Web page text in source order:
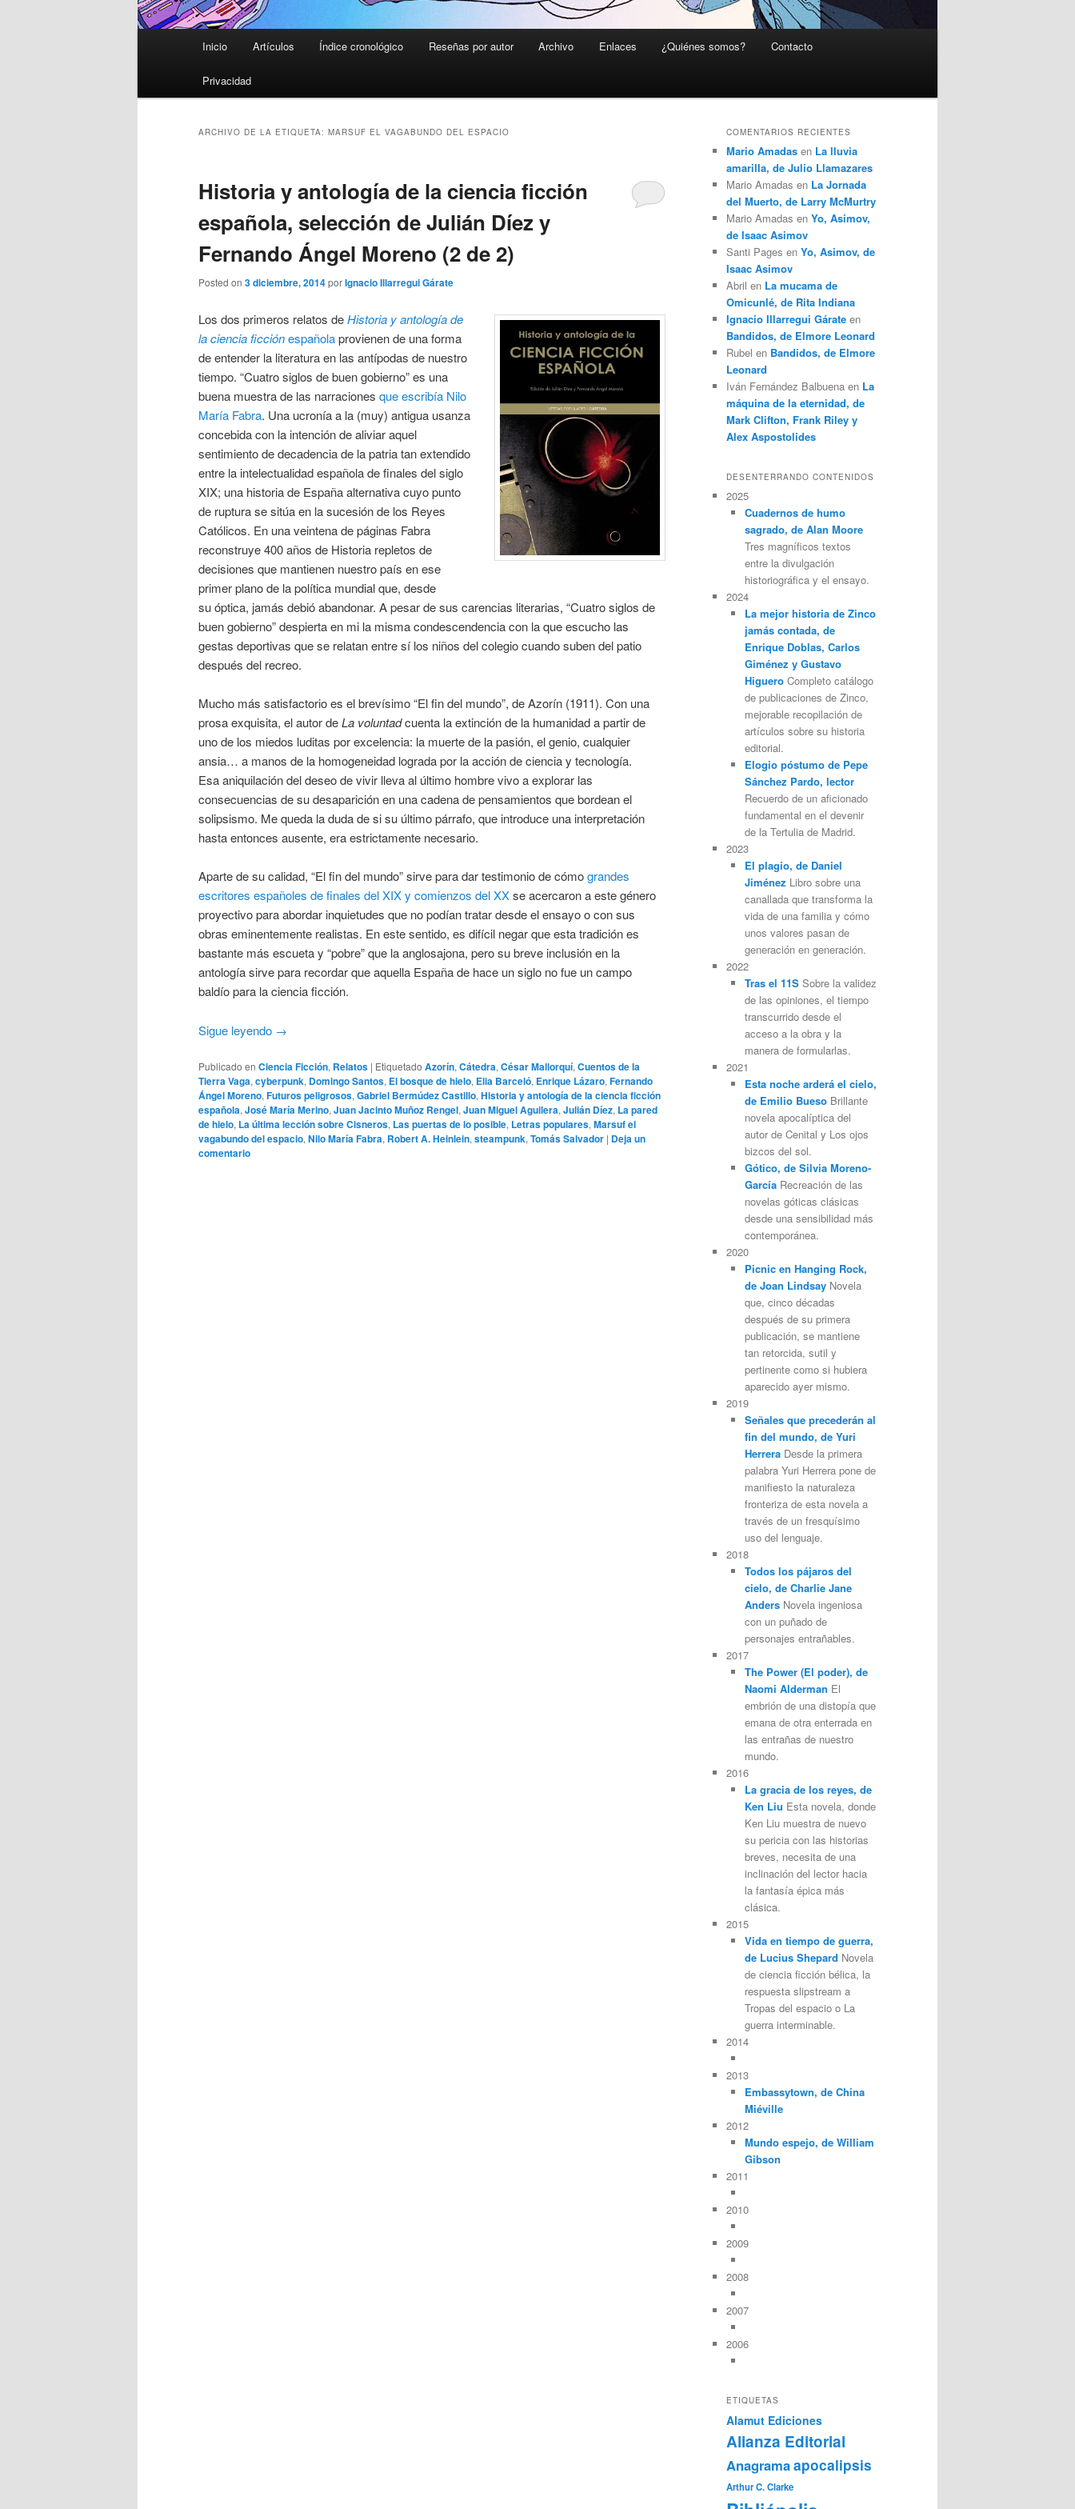
Inicio Artículos Índice cronológico Reseñas por autor Archivo Enlaces ¿Quiénes somos? Contacto
Privacidad
ARCHIVO DE LA ETIQUETA: MARSUF EL VAGABUNDO DEL ESPACIO
Historia y antología de la ciencia ficción
española, selección de Julián Díez y
Fernando Ángel Moreno (2 de 2)
Posted on 3 diciembre, 2014porIgnacio Illarregui Gárate
Los dos primeros relatos deHistoria y antología de
la ciencia ficciónespañolaprovienen de una forma
de entender la literatura en las antípodas de nuestro
tiempo. “Cuatro siglos de buen gobierno” es una
buena muestra de las narraciones que escribía Nilo
María Fabra. Una ucronía a la (muy) antigua usanza
concebida con la intención de aliviar aquel
sentimiento de decadencia de la patria tan extendido
entre la intelectualidad española de finales del siglo
XIX; una historia de España alternativa cuyo punto
de ruptura se sitúa en la sucesión de los Reyes
Católicos. En una veintena de páginas Fabra
reconstruye 400 años de Historia repletos de
decisiones que mantienen nuestro país en ese
primer plano de la política mundial que, desde
su óptica, jamás debió abandonar. A pesar de sus carencias literarias, “Cuatro siglos de
buen gobierno” despierta en mi la misma condescendencia con la que escucho las
gestas deportivas que se relatan entre sí los niños del colegio cuando suben del patio
después del recreo.
Mucho más satisfactorio es el brevísimo “El fin del mundo”, de Azorín (1911). Con una
prosa exquisita, el autor deLa voluntadcuenta la extinción de la humanidad a partir de
uno de los miedos luditas por excelencia: la muerte de la pasión, el genio, cualquier
ansia… a manos de la homogeneidad lograda por la acción de ciencia y tecnología.
Esa aniquilación del deseo de vivir lleva al último hombre vivo a explorar las
consecuencias de su desaparición en una cadena de pensamientos que bordean el
solipsismo. Me queda la duda de si su último párrafo, que introduce una interpretación
hasta entonces ausente, era estrictamente necesario.
Aparte de su calidad, “El fin del mundo” sirve para dar testimonio de cómograndes
escritores españoles de finales del XIX y comienzos del XXse acercaron a este género
proyectivo para abordar inquietudes que no podían tratar desde el ensayo o con sus
obras eminentemente realistas. En este sentido, es difícil negar que esta tradición es
bastante más escueta y “pobre” que la anglosajona, pero su breve inclusión en la
antología sirve para recordar que aquella España de hace un siglo no fue un campo
baldío para la ciencia ficción.
Sigue leyendo →
Publicado en Ciencia Ficción, Relatos | Etiquetado Azorín, Cátedra, César Mallorquí, Cuentos de la
Tierra Vaga, cyberpunk, Domingo Santos, El bosque de hielo, Elia Barceló, Enrique Lázaro, Fernando
Ángel Moreno, Futuros peligrosos, Gabriel Bermúdez Castillo, Historia y antología de la ciencia ficción
española, José María Merino, Juan Jacinto Muñoz Rengel, Juan Miguel Aguilera, Julián Díez, La pared
de hielo, La última lección sobre Cisneros, Las puertas de lo posible, Letras populares, Marsuf el
vagabundo del espacio, Nilo María Fabra, Robert A. Heinlein, steampunk, Tomás Salvador | Deja un
comentario
COMENTARIOS RECIENTES
Mario Amadas en La lluvia
amarilla, de Julio Llamazares
Mario Amadas en La Jornada
del Muerto, de Larry McMurtry
Mario Amadas en Yo, Asimov,
de Isaac Asimov
Santi Pages en Yo, Asimov, de
Isaac Asimov
Abril en La mucama de
Omicunlé, de Rita Indiana
Ignacio Illarregui Gárate en
Bandidos, de Elmore Leonard
Rubel en Bandidos, de Elmore
Leonard
Iván Fernández Balbuena en La
máquina de la eternidad, de
Mark Clifton, Frank Riley y
Alex Aspostolides
DESENTERRANDO CONTENIDOS
2025
Cuadernos de humo
sagrado, de Alan Moore
Tres magníficos textos
entre la divulgación
historiográfica y el ensayo.
2024
La mejor historia de Zinco
jamás contada, de
Enrique Doblas, Carlos
Giménez y Gustavo
HigueroCompleto catálogo
de publicaciones de Zinco,
mejorable recopilación de
artículos sobre su historia
editorial.
Elogio póstumo de Pepe
Sánchez Pardo, lector
Recuerdo de un aficionado
fundamental en el devenir
de la Tertulia de Madrid.
2023
El plagio, de Daniel
Jiménez Libro sobre una
canallada que transforma la
vida de una familia y cómo
unos valores pasan de
generación en generación.
2022
Tras el 11SSobre la validez
de las opiniones, el tiempo
transcurrido desde el
acceso a la obra y la
manera de formularlas.
2021
Esta noche arderá el cielo,
de Emilio BuesoBrillante
novela apocalíptica del
autor de Cenital y Los ojos
bizcos del sol.
Gótico, de Silvia Moreno-
GarcíaRecreación de las
novelas góticas clásicas
desde una sensibilidad más
contemporánea.
2020
Picnic en Hanging Rock,
de Joan LindsayNovela
que, cinco décadas
después de su primera
publicación, se mantiene
tan retorcida, sutil y
pertinente como si hubiera
aparecido ayer mismo.
2019
Señales que precederán al
fin del mundo, de Yuri
HerreraDesde la primera
palabra Yuri Herrera pone de
manifiesto la naturaleza
fronteriza de esta novela a
través de un fresquísimo
uso del lenguaje.
2018
Todos los pájaros del
cielo, de Charlie Jane
AndersNovela ingeniosa
con un puñado de
personajes entrañables.
2017
The Power (El poder), de
Naomi Alderman El
embrión de una distopía que
emana de otra enterrada en
las entrañas de nuestro
mundo.
2016
La gracia de los reyes, de
Ken Liu Esta novela, donde
Ken Liu muestra de nuevo
su pericia con las historias
breves, necesita de una
inclinación del lector hacia
la fantasía épica más
clásica.
2015
Vida en tiempo de guerra,
de Lucius Shepard Novela
de ciencia ficción bélica, la
respuesta slipstream a
Tropas del espacio o La
guerra interminable.
2014
2013
Embassytown, de China
Miéville
2012
Mundo espejo, de William
Gibson
2011
2010
2009
2008
2007
2006
ETIQUETAS
Alamut Ediciones
Alianza Editorial
Anagramaapocalipsis
Arthur C. Clarke